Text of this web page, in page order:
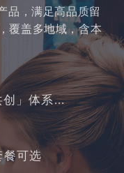
品，满足高品质留
覆盖多地域，含本
创」体系...
餐可选